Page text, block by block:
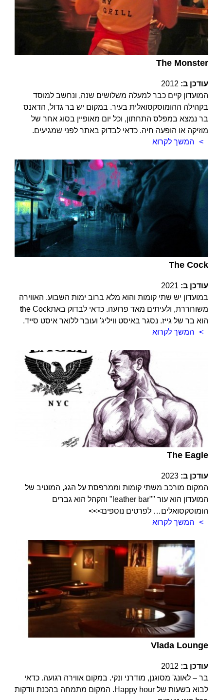
The Monster
עודכן ב: 2012
המועדון קיים כבר למעלה משלושים שנה, ונחשב למוסד
בקהילה ההומוסקסואלית בעיר. במקום יש בר גדול, הדאנס
בר נמצא במפלס התחתון, וכל יום מאופיין בסוג אחר של
מוזיקה או הופעה חיה. כדאי לבדוק באתר לפני שמגיעים.
המשך לקרוא
The Cock
עודכן ב: 2021
במועדון יש שתי קומות והוא מלא ברוב ימות השבוע. האווירה
משוחררת, ולעיתים מאד פרועה. כדאי לבדוק באתthe Cock
הוא בר של גייז. נסגר באיסט וויליג' ועובר ללואר איסט סייד.
המשך לקרוא
The Eagle
עודכן ב: 2023
המקום מורכב משתי קומות וממרפסת על הגג, המוטיב של
המועדון הוא עור ""leather bar" והקהל הוא גברים
הומוסקסואלים… לפרטים נוספים>>>
המשך לקרוא
Vlada Lounge
עודכן ב: 2012
בר – לאונג' מסוגנן, מודרני ונקי. במקום אווירה רגועה. כדאי
לבוא בשעות של Happy hour. המקום מתמחה בהכנת וודקות